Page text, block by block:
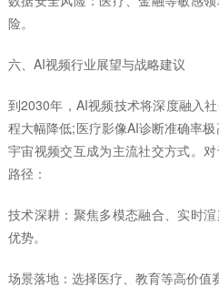
险。
六、AI视频行业展望与战略建议
到2030年，AI视频技术将深度融入
程大幅降低;医疗影像AI诊断准确率
宇宙视频交互成为主流社交方式。
路径：
技术深耕：聚焦多模态融合、实时
优势。
场景落地：选择医疗、教育等高价值